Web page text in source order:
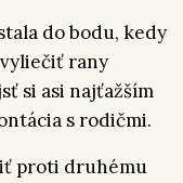
do bodu, kedy
rany
si asi najťažším
s rodičmi.
proti druhému